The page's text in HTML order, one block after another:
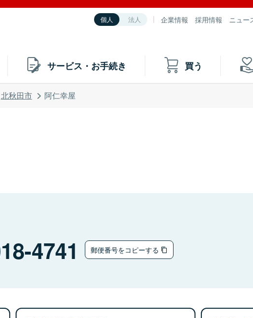
個人 法人 企業情報 採用情報 ニュー
サービス・お手続き 買う
北秋田市 阿仁幸屋
4741 郵便番号をコピーする